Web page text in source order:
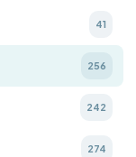
41
256
242
274